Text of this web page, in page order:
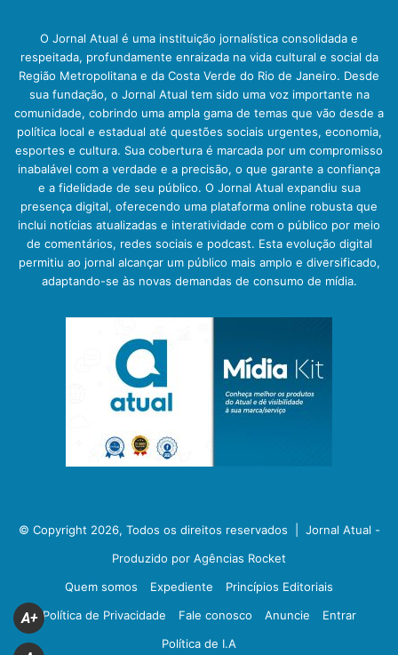
O Jornal Atual é uma instituição jornalística consolidada e
respeitada, profundamente enraizada na vida cultural e social da
Região Metropolitana e da Costa Verde do Rio de Janeiro. Desde
sua fundação, o Jornal Atual tem sido uma voz importante na
comunidade, cobrindo uma ampla gama de temas que vão desde a
política local e estadual até questões sociais urgentes, economia,
esportes e cultura. Sua cobertura é marcada por um compromisso
inabalável com a verdade e a precisão, o que garante a confiança
e a fidelidade de seu público. O Jornal Atual expandiu sua
presença digital, oferecendo uma plataforma online robusta que
inclui notícias atualizadas e interatividade com o público por meio
de comentários, redes sociais e podcast. Esta evolução digital
permitiu ao jornal alcançar um público mais amplo e diversificado,
adaptando-se às novas demandas de consumo de mídia.
© Copyright 2026, Todos os direitos reservados | Jornal Atual -
Produzido por Agências Rocket
Quem somos
Expediente
Princípios Editoriais
Política de Privacidade
Fale conosco Anuncie
Entrar
Política de I.A
A+